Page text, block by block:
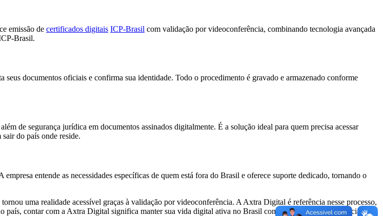
emissão de certificados digitais ICP-Brasil com validação por videoconferência, combinando tecnologia avançada
Brasil.
documentos oficiais e confirma sua identidade. Todo o procedimento é gravado e armazenado conforme
de segurança jurídica em documentos assinados digitalmente. É a solução ideal para quem precisa acessar
do país onde reside.
entende as necessidades específicas de quem está fora do Brasil e oferece suporte dedicado, tornando o
uma realidade acessível graças à validação por videoconferência. A Axtra Digital é referência nesse processo,
país, contar com a Axtra Digital significa manter sua vida digital ativa no Brasil com tranquilidade e eficiência.